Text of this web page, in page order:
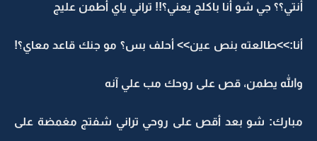
أنتي؟؟ جي شو أنا باكلج يعني؟!! تراني ياي أطمن عليج
أنا:>>طالعته بنص عين>> أحلف بس؟ مو جنك قاعد معاي؟!
والله يطمن، قص على روحك مب علي آنه
مبارك: شو بعد أقص على روحي تراني شفتج مغمضة على